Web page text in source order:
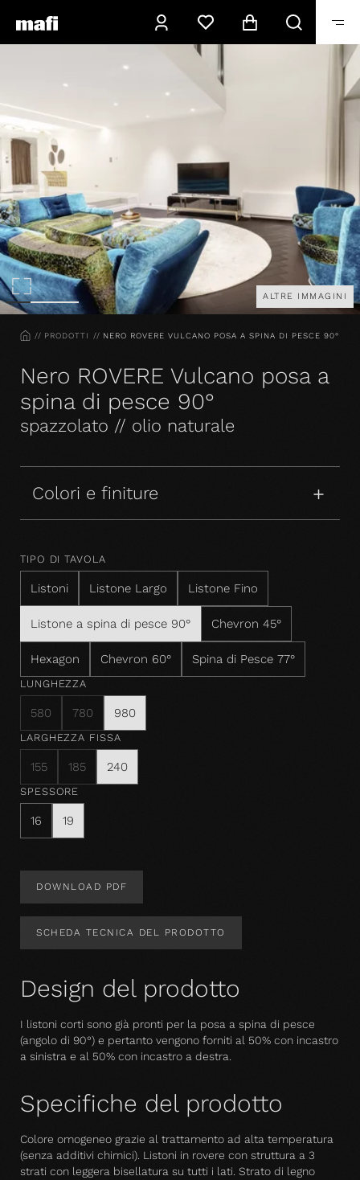
ALTRE IMMAGINI
HOMEPRODOTTI NERO ROVERE VULCANO POSA A SPINA DI PESCE 90°
Nero ROVERE Vulcano posa a
spina di pesce 90°
spazzolato // olio naturale
Colori e finiture
TIPO DI TAVOLA
Listoni Listone Largo Listone Fino
Listone a spina di pesce 90° Chevron 45°
Hexagon Chevron 60° Spina di Pesce 77°
LUNGHEZZA
580 780 980
LARGHEZZA FISSA
155 185 240
SPESSORE
16 19
DOWNLOAD PDF
SCHEDA TECNICA DEL PRODOTTO
Design del prodotto
I listoni corti sono già pronti per la posa a spina di pesce
(angolo di 90°) e pertanto vengono forniti al 50% con incastro
a sinistra e al 50% con incastro a destra.
Specifiche del prodotto
Colore omogeneo grazie al trattamento ad alta temperatura
(senza additivi chimici). Listoni in rovere con struttura a 3
strati con leggera bisellatura su tutti i lati. Strato di legno